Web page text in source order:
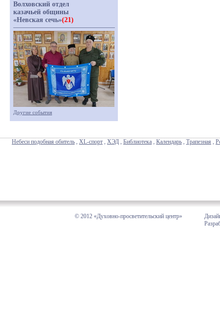
Волховский отдел
казачьей общины
«Невская сечь»(21)
Другие события
Небеси подобная обитель , XL-спорт , ХЭД , Библиотека , Календарь , Трапезная ,
© 2012 «Духовно-просветительский центр»